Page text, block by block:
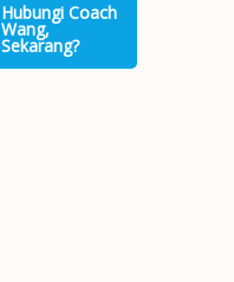
Hubungi Coach
Wang,
Sekarang?